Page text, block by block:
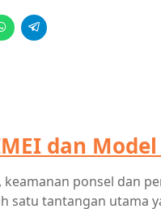
dan Model
ponsel dan
satu tantangan utama